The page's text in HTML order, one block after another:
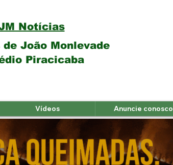
João Monlevade
Piracicaba
Notícias
Vídeos Anuncie conosco